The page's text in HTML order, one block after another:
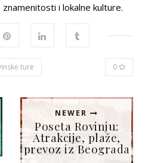
i lokalne kulture.
ture 0
NEWER
Poseta Rovinju:
Atrakcije, plaže,
prevoz iz Beograda